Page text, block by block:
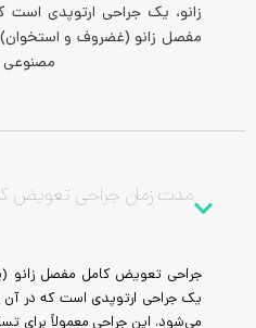
زانو، یک جراحی ارتوپدی
مفصل زانو (غضروف و
مصنوعی
مدت زمان جراحی تعويض
جراحی تعویض کامل مفصل زانو
یک جراحی ارتوپدی است که در
می‌شود. این جراحی معمولاً برای